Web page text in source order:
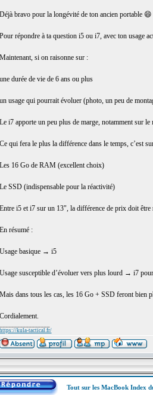
Déjà bravo pour la longévité de ton ancien portable 😄
Pour répondre à ta question i5 ou i7, avec ton usage
Maintenant, si on raisonne sur :
une durée de vie de 6 ans ou plus
un usage qui pourrait évoluer (photo, un peu de
Le i7 apporte un peu plus de marge, notamment sur
Ce qui fera le plus la différence dans le temps, c’est
Les 16 Go de RAM (excellent choix)
Le SSD (indispensable pour la réactivité)
Entre i5 et i7 sur un 13", la différence de prix doit être
En résumé :
Usage basique → i5
Usage susceptible d’évoluer vers plus lourd → i7
Mais dans tous les cas, les 16 Go + SSD feront bien
Cordialement.
https://kula-tactical.fr/
Tout sur les MacBook Index